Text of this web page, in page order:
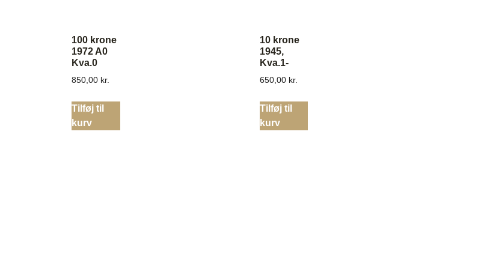
100 krone
1972 A0
Kva.0
850,00 kr.
Tilføj til
kurv
10 krone
1945,
Kva.1-
650,00 kr.
Tilføj til
kurv